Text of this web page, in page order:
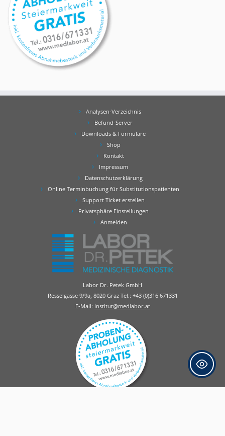
Analysen-Verzeichnis
Befund-Server
Downloads & Formulare
Shop
Kontakt
Impressum
Datenschutzerklärung
Online Terminbuchung für Substitutionspatienten
Support Ticket erstellen
Privatsphäre Einstellungen
Anmelden
Labor Dr. Petek GmbH
Resselgasse 9/9a, 8020 Graz Tel.: +43 (0)316 671331
E-Mail: institut@medlabor.at